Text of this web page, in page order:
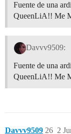
Fuente de una
QueenLiA!! Me
Davvv9509:
Fuente de una
QueenLiA!! Me
Davvv9509 2
26